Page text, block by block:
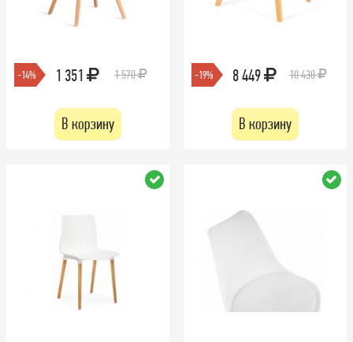
-14% 1 351 1 570
В корзину
-19% 8 449 10 430
В корзину